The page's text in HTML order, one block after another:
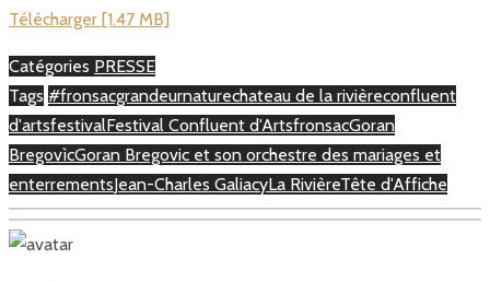
Télécharger [1.47 MB]
Catégories PRESSE
Tags #fronsacgrandeurnaturechateau de la rivièreconfluent
d'artsfestivalFestival Confluent d'ArtsfronsacGoran
BregovìcGoran Bregovic et son orchestre des mariages et
enterrementsJean-Charles GaliacyLa RivièreTête d'Affiche